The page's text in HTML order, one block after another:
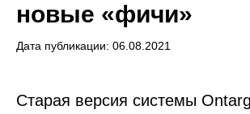
новые «фичи»
Дата публикации: 06.08.2021
Старая версия системы